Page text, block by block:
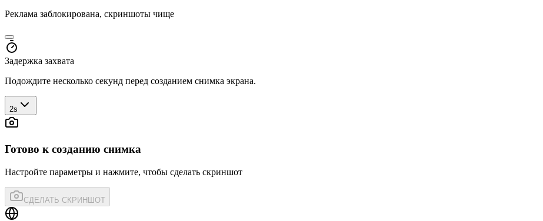
Реклама заблокирована, скриншоты чище
Задержка захвата
Подождите несколько секунд перед созданием снимка экрана.
2s
Готово к созданию снимка
Настройте параметры и нажмите, чтобы сделать скриншот
СДЕЛАТЬ СКРИНШОТ